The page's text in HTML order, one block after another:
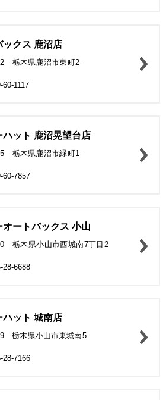
ックス 鹿沼店
栃木県鹿沼市東町2-
1117
ハット 鹿沼晃望台店
栃木県鹿沼市緑町1-
60-7857
オートバックス 小山
栃木県小山市西城南7丁目2
28-6688
ハット 城南店
栃木県小山市東城南5-
28-7166